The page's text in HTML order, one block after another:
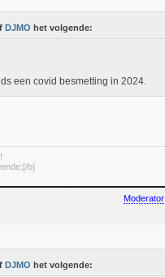
DJMO het volgende:
een covid besmetting in 2024.
b]
Moderator
DJMO het volgende: